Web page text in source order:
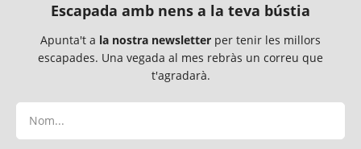
Escapada amb nens a la teva bústia
Apunta't a la nostra newsletter per tenir les millors
escapades. Una vegada al mes rebràs un correu que
t'agradarà.